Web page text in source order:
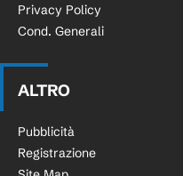
Privacy Policy
Cond. Generali
ALTRO
Pubblicità
Registrazione